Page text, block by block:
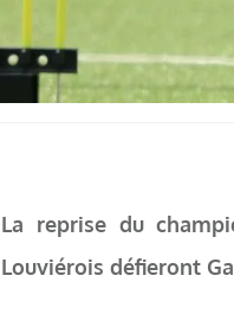
La reprise du
Louviérois défieront